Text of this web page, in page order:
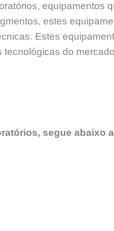
equipamentos
estes
Estes
do
segue abaixo